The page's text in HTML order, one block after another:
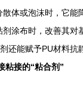
散体或泡沫时，它
剂涂布时，改善其
还能赋予PU材料
粘接的“粘合剂”